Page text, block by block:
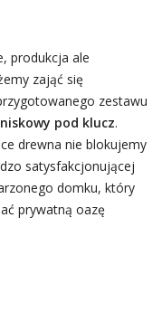
produkcja ale
zająć się
zestawu
pod klucz.
drewna nie blokujemy
satysfakcjonującej
domku, który
prywatną oazę